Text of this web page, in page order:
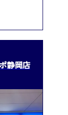
静岡店